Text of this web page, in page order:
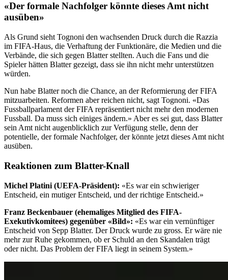
«Der formale Nachfolger könnte dieses Amt nicht
ausüben»
Als Grund sieht Tognoni den wachsenden Druck durch die Razzia
im FIFA-Haus, die Verhaftung der Funktionäre, die Medien und die
Verbände, die sich gegen Blatter stellten. Auch die Fans und die
Spieler hätten Blatter gezeigt, dass sie ihn nicht mehr unterstützen
würden.
Nun habe Blatter noch die Chance, an der Reformierung der FIFA
mitzuarbeiten. Reformen aber reichen nicht, sagt Tognoni. «Das
Fussballparlament der FIFA repräsentiert nicht mehr den modernen
Fussball. Da muss sich einiges ändern.» Aber es sei gut, dass Blatter
sein Amt nicht augenblicklich zur Verfügung stelle, denn der
potentielle, der formale Nachfolger, der könnte jetzt dieses Amt nicht
ausüben.
Reaktionen zum Blatter-Knall
Michel Platini (UEFA-Präsident): «Es war ein schwieriger
Entscheid, ein mutiger Entscheid, und der richtige Entscheid.»
Franz Beckenbauer (ehemaliges Mitglied des FIFA-
Exekutivkomitees) gegenüber «Bild»: «Es war ein vernünftiger
Entscheid von Sepp Blatter. Der Druck wurde zu gross. Er wäre nie
mehr zur Ruhe gekommen, ob er Schuld an den Skandalen trägt
oder nicht. Das Problem der FIFA liegt in seinem System.»